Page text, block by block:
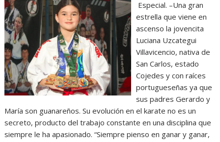
Especial. –Una gran
estrella que viene en
ascenso la jovencita
Luciana Uzcategui
Villavicencio, nativa de
San Carlos, estado
Cojedes y con raíces
portugueseñas ya que
sus padres Gerardo y
María son guanareños. Su evolución en el karate no es un
secreto, producto del trabajo constante en una disciplina que
siempre le ha apasionado. “Siempre pienso en ganar y ganar,